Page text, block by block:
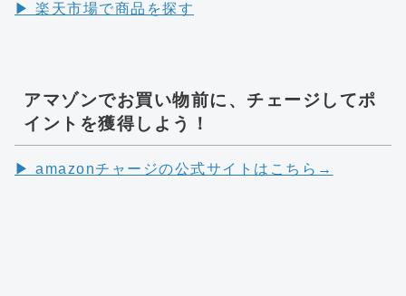
▶︎ 楽天市場で商品を探す
アマゾンでお買い物前に、チェージしてポ
イントを獲得しよう！
▶︎ amazonチャージの公式サイトはこちら→